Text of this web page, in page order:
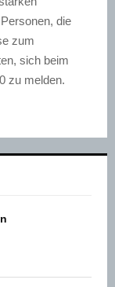
die
zum
sich beim
zu melden.